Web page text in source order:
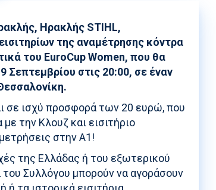
Ηρακλής STIHL,
της αναμέτρησης κόντρα
του EuroCup Women, που θα
Σεπτεμβρίου στις 20:00, σε έναν
σε ισχύ προσφορά των 20 ευρώ, που
την Κλουζ και εισιτήριο
στην Α1!
της Ελλάδας ή του εξωτερικού
Συλλόγου μπορούν να αγοράσουν